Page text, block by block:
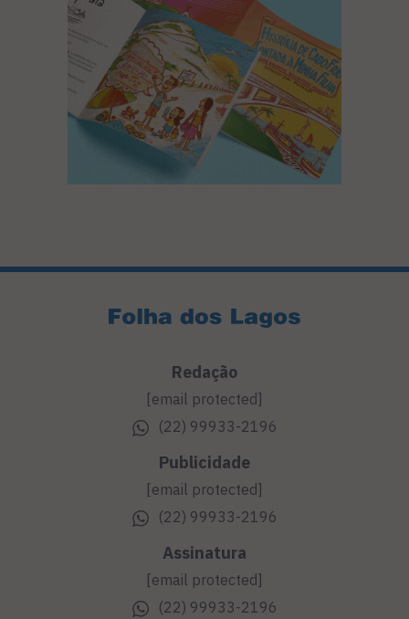
Redação
[email protected]
(22) 99933-2196
Publicidade
[email protected]
(22) 99933-2196
Assinatura
[email protected]
(22) 99933-2196